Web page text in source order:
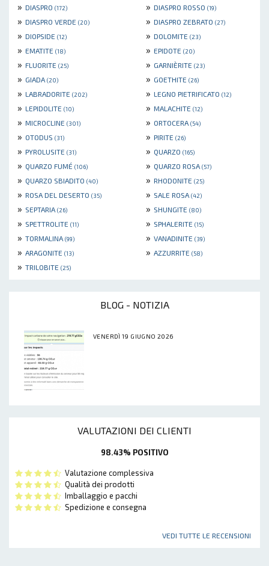
» DIASPRO (172) » DIASPRO ROSSO (19)
» DIASPRO VERDE (20) » DIASPRO ZEBRATO (27)
» DIOPSIDE (12) » DOLOMITE (23)
» EMATITE (18) » EPIDOTE (20)
» FLUORITE (25) » GARNIÈRITE (23)
» GIADA (20) » GOETHITE (26)
» LABRADORITE (202) » LEGNO PIETRIFICATO (12)
» LEPIDOLITE (10) » MALACHITE (12)
» MICROCLINE (301) » ORTOCERA (54)
» OTODUS (31) » PIRITE (26)
» PYROLUSITE (31) » QUARZO (165)
» QUARZO FUMÉ (106) » QUARZO ROSA (57)
» QUARZO SBIADITO (40) » RHODONITE (25)
» ROSA DEL DESERTO (35) » SALE ROSA (42)
» SEPTARIA (26) » SHUNGITE (80)
» SPETTROLITE (11) » SPHALERITE (15)
» TORMALINA (99) » VANADINITE (39)
» ARAGONITE (13) » AZZURRITE (58)
» TRILOBITE (25)
BLOG - NOTIZIA
VENERDÌ 19 GIUGNO 2026
VALUTAZIONI DEI CLIENTI
98.43% POSITIVO
Valutazione complessiva
Qualità dei prodotti
Imballaggio e pacchi
Spedizione e consegna
VEDI TUTTE LE RECENSIONI